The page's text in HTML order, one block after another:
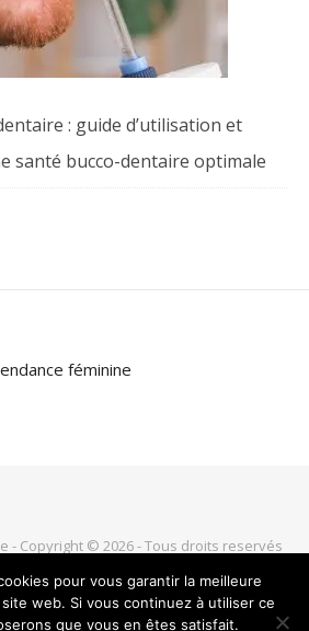
: guide d’utilisation et
santé bucco-dentaire optimale
féminine
- Copyright © 2026 - Tous droits reservés
HAUT DE PAGE
pour vous garantir la meilleure
web. Si vous continuez à utiliser ce
que vous en êtes satisfait.